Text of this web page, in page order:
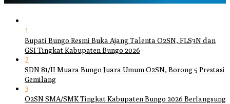
1
Bupati Bungo Resmi Buka Ajang Talenta O2SN, FLS3N dan
GSI Tingkat Kabupaten Bungo 2026
2
SDN 81/II Muara Bungo Juara Umum O2SN, Borong 5 Prestasi
Gemilang
3
O2SN SMA/SMK Tingkat Kabupaten Bungo 2026 Berlangsung